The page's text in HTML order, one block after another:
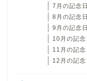
7月の記念日
8月の記念日
9月の記念日
10月の記念
11月の記念
12月の記念